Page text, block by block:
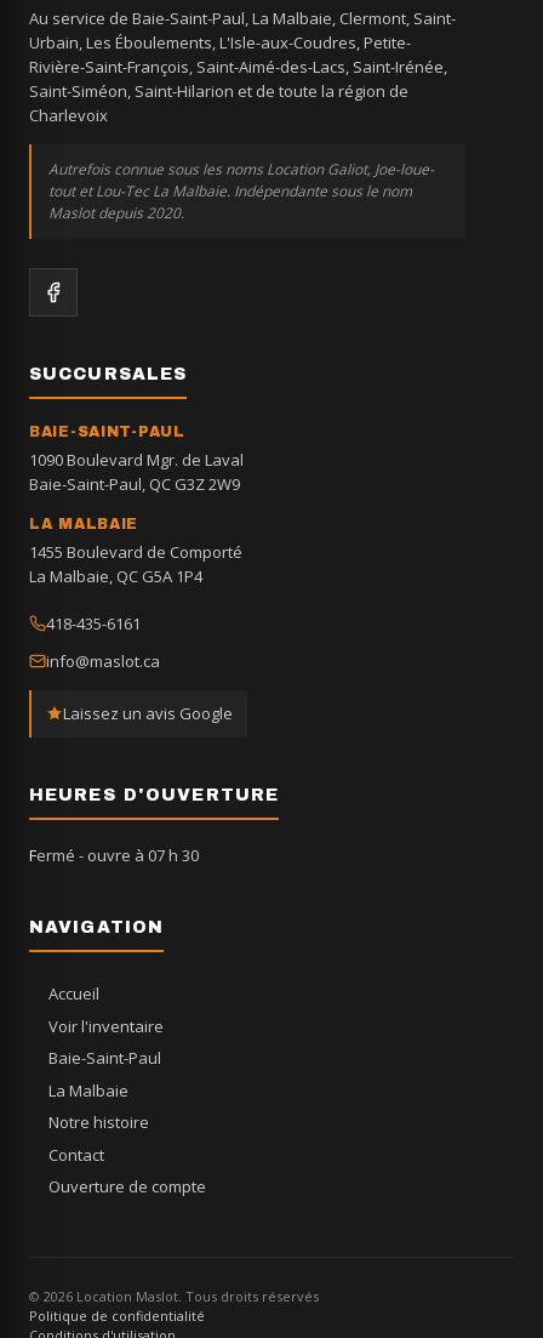
Au service de Baie-Saint-Paul, La Malbaie, Clermont, Saint-
Urbain, Les Éboulements, L'Isle-aux-Coudres, Petite-
Rivière-Saint-François, Saint-Aimé-des-Lacs, Saint-Irénée,
Saint-Siméon, Saint-Hilarion et de toute la région de
Charlevoix
Autrefois connue sous les noms Location Galiot, Joe-loue-
tout et Lou-Tec La Malbaie. Indépendante sous le nom
Maslot depuis 2020.
SUCCURSALES
BAIE-SAINT-PAUL
1090 Boulevard Mgr. de Laval
Baie-Saint-Paul, QC G3Z 2W9
LA MALBAIE
1455 Boulevard de Comporté
La Malbaie, QC G5A 1P4
418-435-6161
info@maslot.ca
Laissez un avis Google
HEURES D'OUVERTURE
Fermé - ouvre à 07 h 30
NAVIGATION
Accueil
Voir l'inventaire
Baie-Saint-Paul
La Malbaie
Notre histoire
Contact
Ouverture de compte
© 2026 Location Maslot. Tous droits réservés
Politique de confidentialité